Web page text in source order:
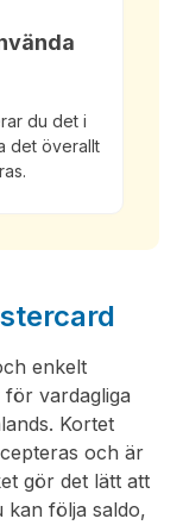
du det i
det överallt
enkelt
vardagliga
Kortet
och är
gör det lätt att
kan följa saldo,